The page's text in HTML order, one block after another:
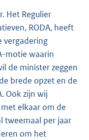
Het Regulier
RODA, heeft
vergadering
motie waarin
de minister zeggen
brede opzet en de
Ook zijn wij
elkaar om de
tweemaal per jaar
om het